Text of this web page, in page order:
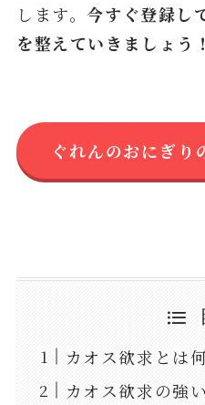
します。今すぐ登録し
を整えていきましょう！
ぐれんのおにぎり
カオス欲求とは
カオス欲求の強